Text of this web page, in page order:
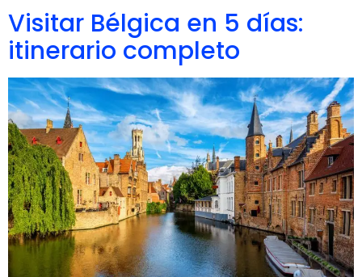
Visitar Bélgica en 5 días:
itinerario completo